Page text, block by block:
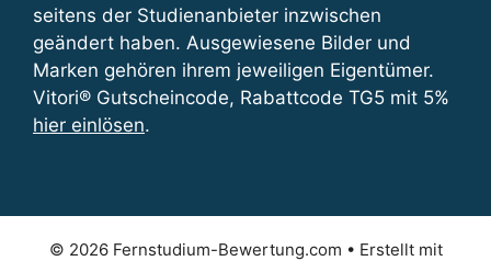
seitens der Studienanbieter inzwischen
geändert haben. Ausgewiesene Bilder und
Marken gehören ihrem jeweiligen Eigentümer.
Vitori® Gutscheincode, Rabattcode TG5 mit 5%
hier einlösen.
© 2026 Fernstudium-Bewertung.com • Erstellt mit